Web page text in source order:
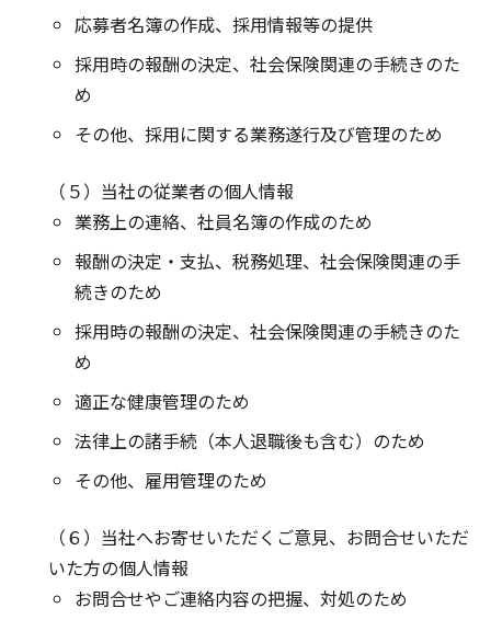
応募者名簿の作成、採用情報等の提供
採用時の報酬の決定、社会保険関連の手続きのた
め
その他、採用に関する業務遂行及び管理のため
（５）当社の従業者の個人情報
業務上の連絡、社員名簿の作成のため
報酬の決定・支払、税務処理、社会保険関連の手
続きのため
採用時の報酬の決定、社会保険関連の手続きのた
め
適正な健康管理のため
法律上の諸手続（本人退職後も含む）のため
その他、雇用管理のため
（６）当社へお寄せいただくご意見、お問合せいただ
いた方の個人情報
お問合せやご連絡内容の把握、対処のため